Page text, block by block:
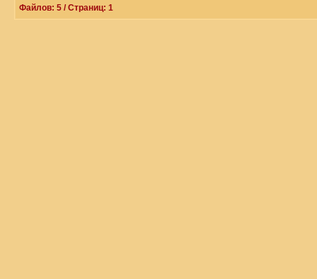
Файлов: 5 / Страниц: 1